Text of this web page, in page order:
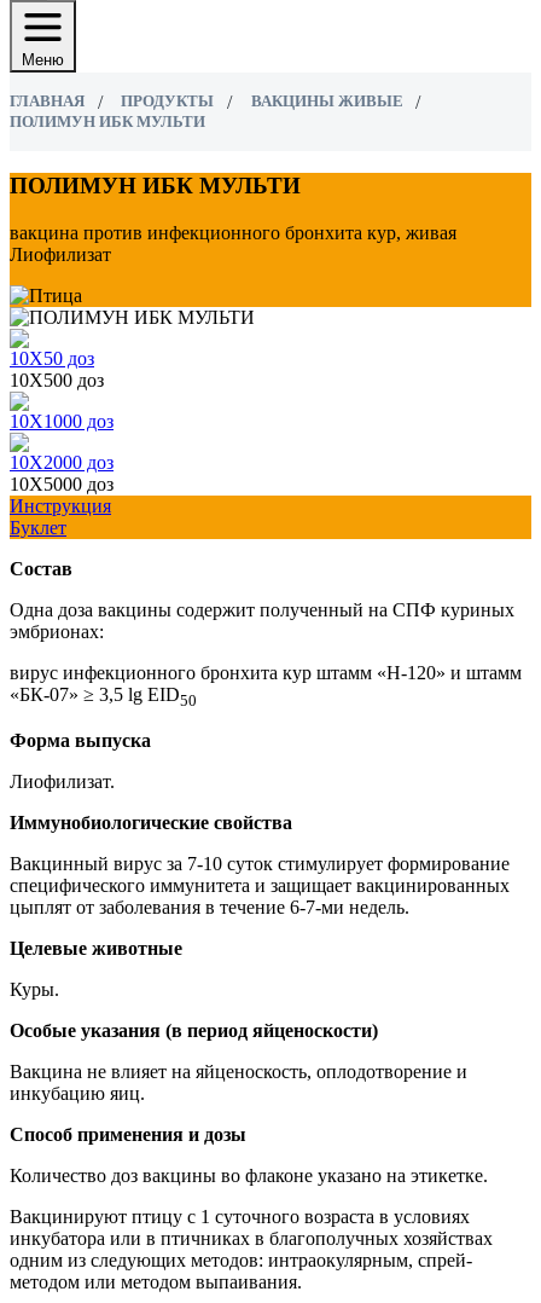
Меню
ГЛАВНАЯ ПРОДУКТЫ
ВАКЦИНЫ ЖИВЫЕ
ПОЛИМУН ИБК МУЛЬТИ
ПОЛИМУН ИБК МУЛЬТИ
вакцина против инфекционного бронхита кур, живая
Лиофилизат
10Х50 доз
10Х500 доз
10Х1000 доз
10Х2000 доз
10Х5000 доз
Инструкция
Буклет
Состав
Одна доза вакцины содержит полученный на СПФ куриных
эмбрионах:
вирус инфекционного бронхита кур штамм «Н-120» и штамм
«БК-07» ≥ 3,5 lg EID50
Форма выпуска
Лиофилизат.
Иммунобиологические свойства
Вакцинный вирус за 7-10 суток стимулирует формирование
специфического иммунитета и защищает вакцинированных
цыплят от заболевания в течение 6-7-ми недель.
Целевые животные
Куры.
Особые указания (в период яйценоскости)
Вакцина не влияет на яйценоскость, оплодотворение и
инкубацию яиц.
Способ применения и дозы
Количество доз вакцины во флаконе указано на этикетке.
Вакцинируют птицу с 1 суточного возраста в условиях
инкубатора или в птичниках в благополучных хозяйствах
одним из следующих методов: интраокулярным, спрей-
методом или методом выпаивания.